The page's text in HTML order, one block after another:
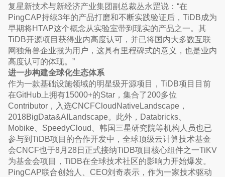
复星新技术与新经济产业集团副总裁丛永罡说：“在
PingCAP持续3年的产品打磨和不断实践验证后，TiDB成为
早期将HTAP这个概念从实验室带到现实的产品之一。其
TiDB开源项目获得业内高度认可，并已将国内大多数互联
网独角兽企业揽为用户，这具有里程碑式的意义，也是业内
高度认可的体现。”
进一步构建全球化生态体系
作为一款基础设施领域的明星级开源项目，TiDB项目目前
在GitHub上拥有15000+的Star，集合了200多位
Contributor，入选CNCFCloudNativeLandscape，
2018BigData&AILandscape。此外，Databricks、
Mobike、SpeedyCloud、韩国三星研究院等机构人员也已
参与到TiDB项目的合作开发中，全球顶级云计算技术基金
会CNCF也于8月28日正式接纳TiDB项目核心组件之一TiKV
为基金会项目，TiDB在全球技术社区的影响力开始爆发。
PingCAP联合创始人、CEO刘奇表示，作为一家技术驱动